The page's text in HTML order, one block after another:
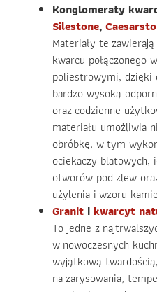
Konglomeraty
Silestone,
Materiały te
kwarcu połączonego
poliestrowymi, dzięki
bardzo wysoką
oraz codzienne
materiału umożliwia
obróbkę, w tym
ociekaczy blatowych,
otworów pod zlew
użylenia i wzoru
Granit i kwarcyt
To jedne z
w nowoczesnych
wyjątkową
na zarysowania,